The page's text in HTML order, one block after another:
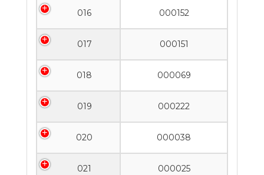
016 000152
017 000151
018 000069
019 000222
020 000038
021 000025